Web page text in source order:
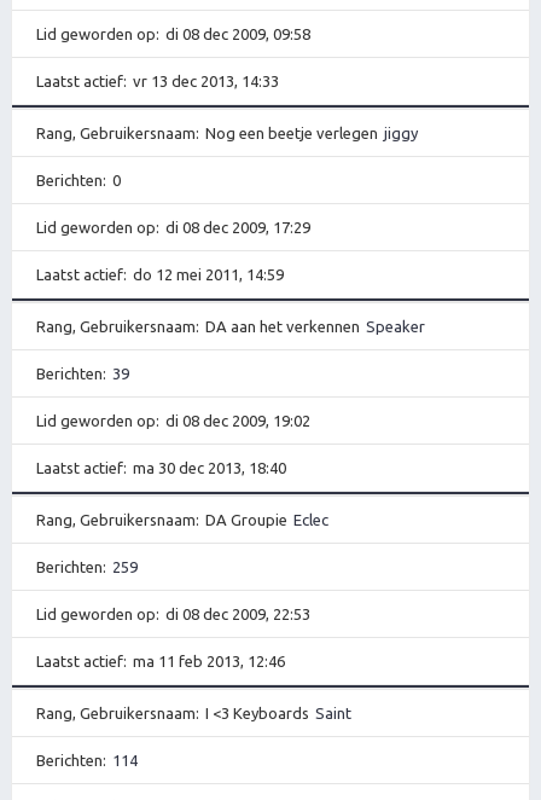
Lid geworden op di 08 dec 2009, 09:58
Laatst actief vr 13 dec 2013, 14:33
Rang, Gebruikersnaam Nog een beetje verlegen jiggy
Berichten 0
Lid geworden op di 08 dec 2009, 17:29
Laatst actief do 12 mei 2011, 14:59
Rang, Gebruikersnaam DA aan het verkennen Speaker
Berichten 39
Lid geworden op di 08 dec 2009, 19:02
Laatst actief ma 30 dec 2013, 18:40
Rang, Gebruikersnaam DA Groupie Eclec
Berichten 259
Lid geworden op di 08 dec 2009, 22:53
Laatst actief ma 11 feb 2013, 12:46
Rang, Gebruikersnaam I <3 Keyboards Saint
Berichten 114